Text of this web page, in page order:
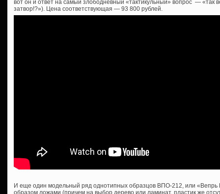
вот он и ответ на самый злободневный «тактикульный» вопрос — «так
затвор!?»). Цена соответствующая — 93 800 рублей.
И еще один модельный ряд однотипных образцов ВПО-212, или